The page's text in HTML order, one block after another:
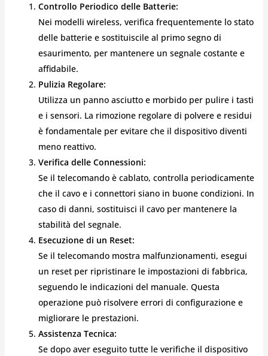
Controllo Periodico delle Batterie:
Nei modelli wireless, verifica frequentemente lo stato
delle batterie e sostituiscile al primo segno di
esaurimento, per mantenere un segnale costante e
affidabile.
Pulizia Regolare:
Utilizza un panno asciutto e morbido per pulire i tasti
e i sensori. La rimozione regolare di polvere e residui
è fondamentale per evitare che il dispositivo diventi
meno reattivo.
Verifica delle Connessioni:
Se il telecomando è cablato, controlla periodicamente
che il cavo e i connettori siano in buone condizioni. In
caso di danni, sostituisci il cavo per mantenere la
stabilità del segnale.
Esecuzione di un Reset:
Se il telecomando mostra malfunzionamenti, esegui
un reset per ripristinare le impostazioni di fabbrica,
seguendo le indicazioni del manuale. Questa
operazione può risolvere errori di configurazione e
migliorare le prestazioni.
Assistenza Tecnica:
Se dopo aver eseguito tutte le verifiche il dispositivo